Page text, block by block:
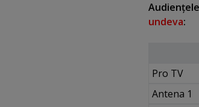
undeva:
Pro TV
Antena 1